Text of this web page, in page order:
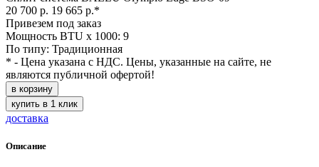
20 700 р. 19 665 р.*
Привезем под заказ
Мощность BTU x 1000: 9
По типу: Традиционная
* - Цена указана с НДС. Цены, указанные на сайте, не
являются публичной офертой!
в корзину
купить в 1 клик
доставка
Описание